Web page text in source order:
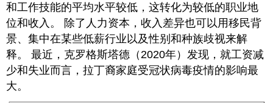
和工作技能的平均水平较低，这转化为较低的职业地
位和收入。 除了人力资本，收入差异也可以用移民背
景、集中在某些低薪行业以及性别和种族歧视来解
释。 最近，克罗格斯塔德（2020年）发现，就工资减
少和失业而言，拉丁裔家庭受冠状病毒疫情的影响最
大。